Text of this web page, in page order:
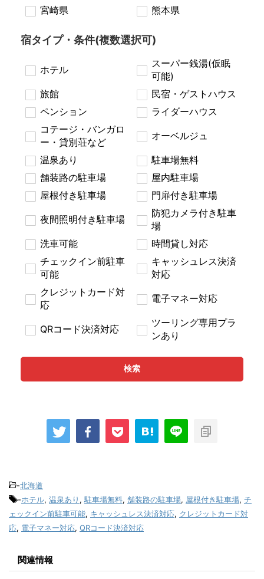
宮崎県
熊本県
宿タイプ・条件(複数選択可)
ホテル
スーパー銭湯(仮眠
可能)
旅館
民宿・ゲストハウス
ペンション
ライダーハウス
コテージ・バンガロ
ー・貸別荘など
オーベルジュ
温泉あり
駐車場無料
舗装路の駐車場
屋内駐車場
屋根付き駐車場
門扉付き駐車場
夜間照明付き駐車場
防犯カメラ付き駐車
場
洗車可能
時間貸し対応
チェックイン前駐車
可能
キャッシュレス決済
対応
クレジットカード対
応
電子マネー対応
QRコード決済対応
ツーリング専用プラ
ンあり
検索
-北海道
-ホテル, 温泉あり ,駐車場無料, 舗装路の駐車場, 屋根付き駐車場, チ
ェックイン前駐車可能, キャッシュレス決済対応, クレジットカード対
応, 電子マネー対応, QRコード決済対応
関連情報